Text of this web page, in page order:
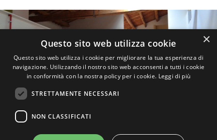
Il Pennello s.n.c. e c - via Malpighi 40 Faenza (RA)
×
Questo sito web utilizza cookie
Questo sito web utilizza i cookie per migliorare la tua esperienza di
navigazione. Utilizzando il nostro sito web acconsenti a tutti i cookie
in conformità con la nostra policy per i cookie. Leggi di più
STRETTAMENTE NECESSARI
NON CLASSIFICATI